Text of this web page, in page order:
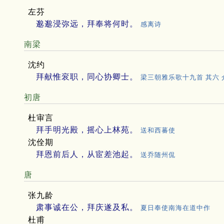
左芬
邈邈浸弥远，拜奉将何时。
感离诗
南梁
沈约
拜献惟衮职，同心协卿士。
梁三朝雅乐歌十九首 其六
初唐
杜审言
拜手明光殿，摇心上林苑。
送和西蕃使
沈佺期
拜恩前后人，从宦差池起。
送乔随州侃
唐
张九龄
肃事诚在公，拜庆遂及私。
夏日奉使南海在道中作
杜甫